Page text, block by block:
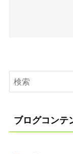
ブログコンテ